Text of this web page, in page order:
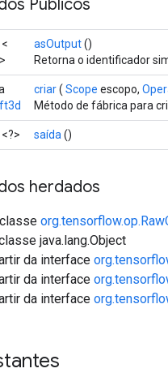
Públicos
<
>
asOutput()
Retorna o identificador
criar( Scope escopo,
Método de fábrica para
<?> saída ()
herdados
java.lang.Object
da interface
da interface
da interface